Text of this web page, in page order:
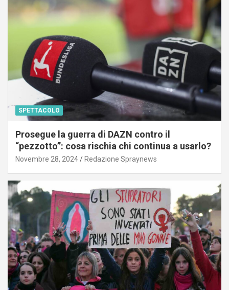
SPETTACOLO
Prosegue la guerra di DAZN contro il
“pezzotto”: cosa rischia chi continua a usarlo?
Novembre 28, 2024 Redazione Spraynews